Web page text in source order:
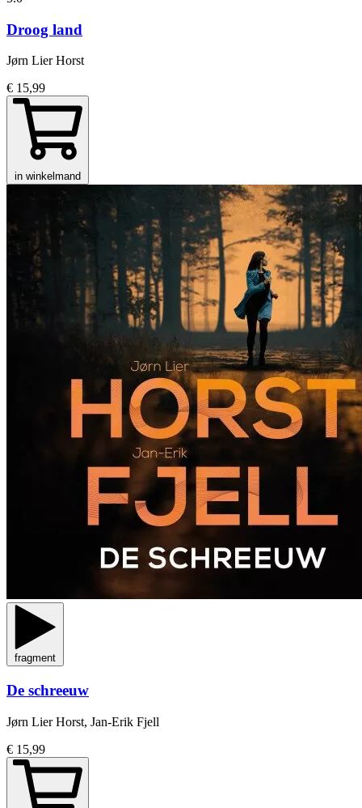
Droog land
Jørn Lier Horst
€ 15,99
in winkelmand
fragment
De schreeuw
Jørn Lier Horst, Jan-Erik Fjell
€ 15,99